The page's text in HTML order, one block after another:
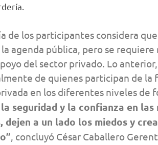
de los participantes considera
agenda pública, pero se
del sector privado. Lo
de quienes participan de la
en los diferentes niveles de
seguridad y la confianza en las
dejen a un lado los miedos y
, concluyó César Caballero